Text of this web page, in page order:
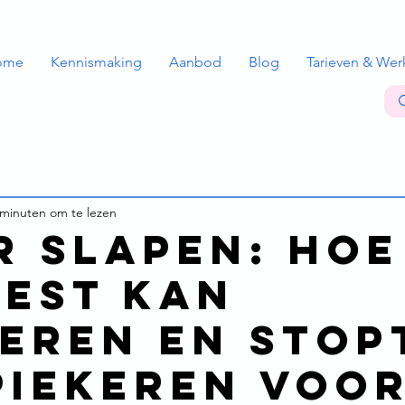
Kennismaking Aanbod Blog Tarieven &
slapen:
kan
en
om te lezen